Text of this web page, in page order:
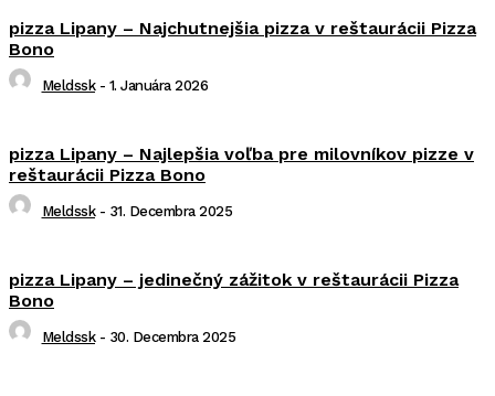
pizza Lipany – Najchutnejšia pizza v reštaurácii Pizza
Bono
Meldssk - 1. Januára 2026
pizza Lipany – Najlepšia voľba pre milovníkov pizze v
reštaurácii Pizza Bono
Meldssk - 31. Decembra 2025
pizza Lipany – jedinečný zážitok v reštaurácii Pizza
Bono
Meldssk - 30. Decembra 2025